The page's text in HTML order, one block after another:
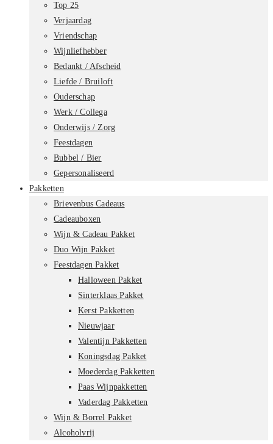
Top 25
Verjaardag
Vriendschap
Wijnliefhebber
Bedankt / Afscheid
Liefde / Bruiloft
Ouderschap
Werk / Collega
Onderwijs / Zorg
Feestdagen
Bubbel / Bier
Gepersonaliseerd
Pakketten
Brievenbus Cadeaus
Cadeauboxen
Wijn & Cadeau Pakket
Duo Wijn Pakket
Feestdagen Pakket
Halloween Pakket
Sinterklaas Pakket
Kerst Pakketten
Nieuwjaar
Valentijn Pakketten
Koningsdag Pakket
Moederdag Pakketten
Paas Wijnpakketten
Vaderdag Pakketten
Wijn & Borrel Pakket
Alcoholvrij